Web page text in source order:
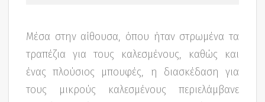
Μέσα στην αίθουσα, όπου ήταν στρωμένα τα
τραπέζια για τους καλεσμένους, καθώς και
ένας πλούσιος μπουφές, η διασκέδαση για
τους μικρούς καλεσμένους περιελάμβανε